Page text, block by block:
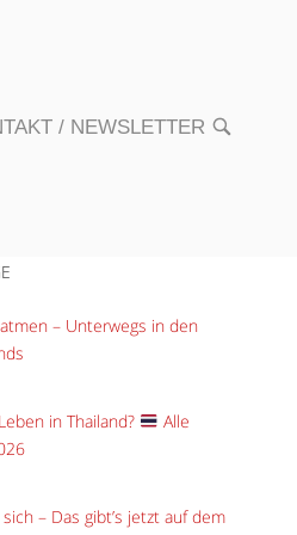
/ NEWSLETTER OPEN
– Unterwegs in den
in Thailand?
Alle
– Das gibt’s jetzt auf dem